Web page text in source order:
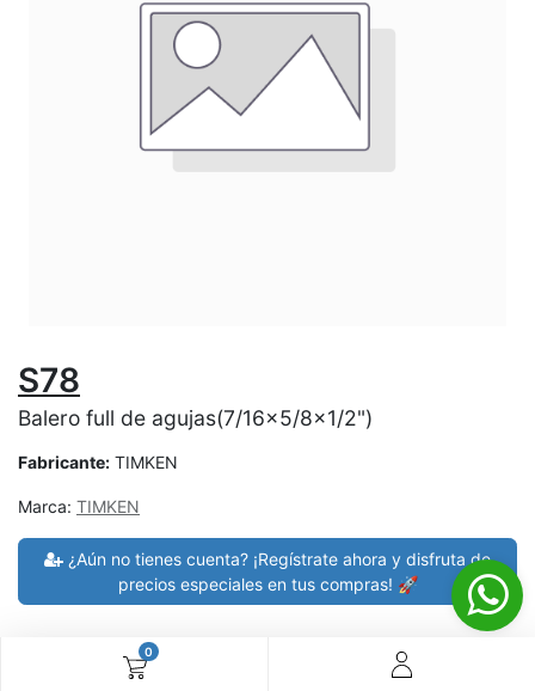
0
S78
Balero full de agujas(7/16x5/8x1/2")
Fabricante: TIMKEN
Marca: TIMKEN
¿Aún no tienes cuenta? ¡Regístrate ahora y disfruta de
precios especiales en tus compras! 🚀
30 días de devolución